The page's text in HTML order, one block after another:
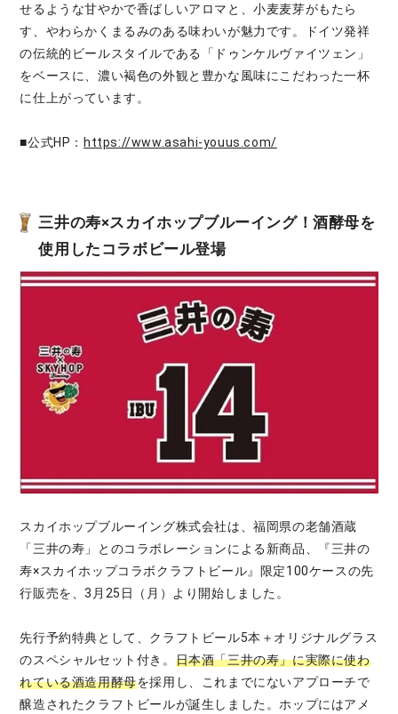
せるような甘やかで香ばしいアロマと、小麦麦芽がもたら
す、やわらかくまるみのある味わいが魅力です。ドイツ発祥
の伝統的ビールスタイルである「ドゥンケルヴァイツェン」
をベースに、濃い褐色の外観と豊かな風味にこだわった一杯
に仕上がっています。
■公式HP： https://www.asahi-youus.com/
三井の寿×スカイホップブルーイング！酒酵母を
使用したコラボビール登場
スカイホップブルーイング株式会社は、福岡県の老舗酒蔵
「三井の寿」とのコラボレーションによる新商品、『三井の
寿×スカイホップコラボクラフトビール』限定100ケースの先
行販売を、3月25日（月）より開始しました。
先行予約特典として、クラフトビール5本＋オリジナルグラス
のスペシャルセット付き。 日本酒「三井の寿」に実際に使わ
れている酒造用酵母を採用し、これまでにないアプローチで
醸造されたクラフトビールが誕生しました。ホップにはアメ